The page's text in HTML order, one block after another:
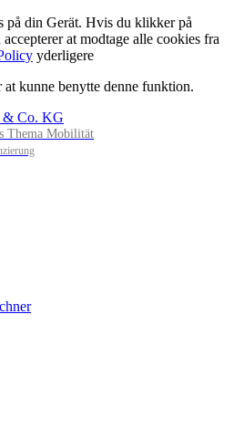
på din Gerät. Hvis du klikker på
at modtage alle cookies fra
yderligere
kunne benytte denne funktion.
Thema Mobilität